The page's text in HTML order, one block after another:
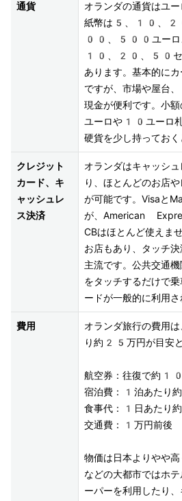
通貨
オランダの通貨はユ
紙幣は5、10
00、500ユーロ
10、20、50セ
あります。基本的に
ですが、市場や屋台
現金が便利です。小
ユーロや10ユーロ
硬貨を少し持っておく
クレジット
カード、キ
ャッシュレ
ス決済
オランダはキャッシ
り、ほとんどのお店
が可能です。Visaと
が、American
CBはほとんど使えま
お店もあり、タッチ
主流です。公共交通
をタッチするだけで
ードが一般的に利用さ
費用
オランダ旅行の費
り約25万円が目安と
航空券：往復で約
宿泊費：1泊あた
食事代：1日あたり
交通費：1万円前後
物価は日本よりやや
などの大都市ではホ
ーパーを利用したり